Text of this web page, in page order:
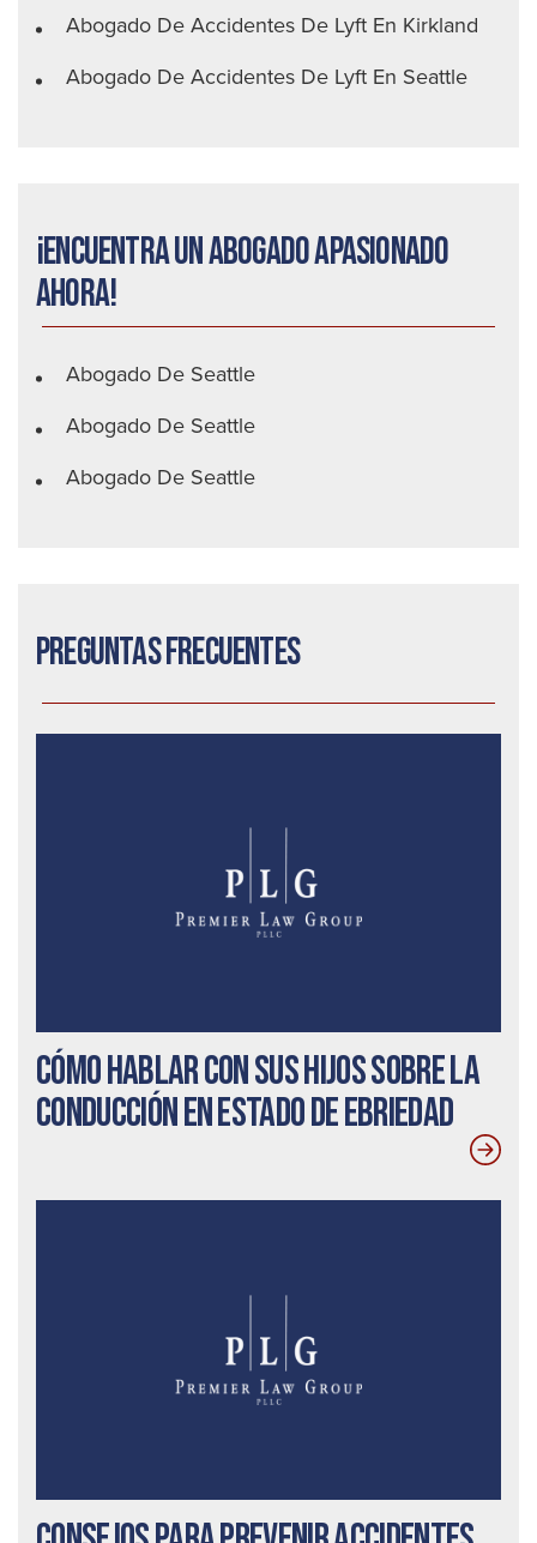
Abogado De Accidentes De Lyft En Kirkland
Abogado De Accidentes De Lyft En Seattle
¡Encuentra un abogado apasionado
ahora!
Abogado De Seattle
Abogado De Seattle
Abogado De Seattle
Preguntas frecuentes
Cómo hablar con sus hijos sobre la
conducción en estado de ebriedad